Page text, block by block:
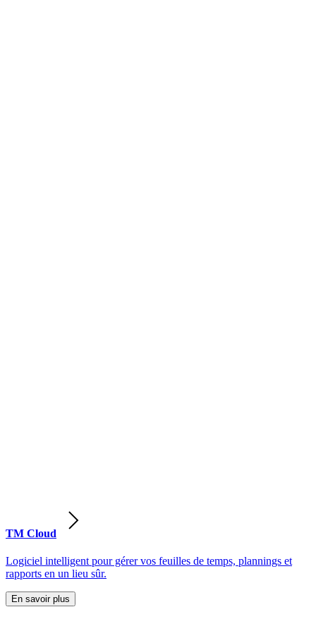
TM Cloud
Logiciel intelligent pour gérer vos feuilles de temps, plannings et
rapports en un lieu sûr.
En savoir plus